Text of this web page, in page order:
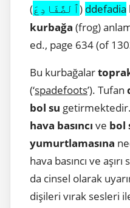
(ٱلضَّفَادِعَ) ddefadia
kurbağa (frog)
ed., page 634 (of
Bu kurbağalar
(‘spadefoots’). Tufan
bol su getirmektedir.
hava basıncı ve bol
yumurtlamasına
hava basıncı ve aşırı
da cinsel olarak
dişileri vırak sesleri